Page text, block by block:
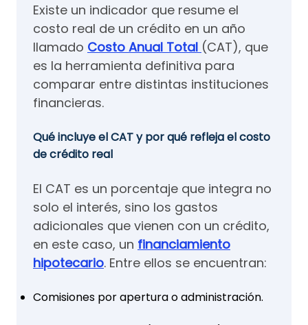
Existe un indicador que resume el
costo real de un crédito en un año
llamado Costo Anual Total (CAT), que
es la herramienta definitiva para
comparar entre distintas instituciones
financieras.
Qué incluye el CAT y por qué refleja el costo
de crédito real
El CAT es un porcentaje que integra no
solo el interés, sino los gastos
adicionales que vienen con un crédito,
en este caso, un financiamiento
hipotecario. Entre ellos se encuentran:
Comisiones por apertura o administración.